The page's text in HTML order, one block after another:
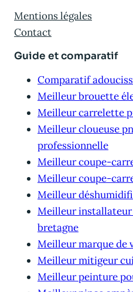
Mentions légales
Contact
Guide et comparatif
Comparatif
Meilleur brouette
Meilleur carrelette
Meilleur cloueuse
professionnelle
Meilleur coupe-
Meilleur coupe-
Meilleur
Meilleur installateur
bretagne
Meilleur marque de
Meilleur mitigeur
Meilleur peinture